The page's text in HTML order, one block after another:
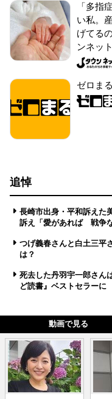
「多指
い私。
げてる
ンネット
ゼロまる
追悼
長崎市出身・平和訴え
訴え「愛があれば 戦争
つげ義春さんと白土三平
は？
死去した丹羽宇一郎さ
ど読書』ベストセラーに
動画で見る